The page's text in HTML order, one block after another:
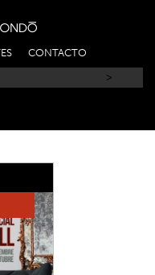
CONTACTO